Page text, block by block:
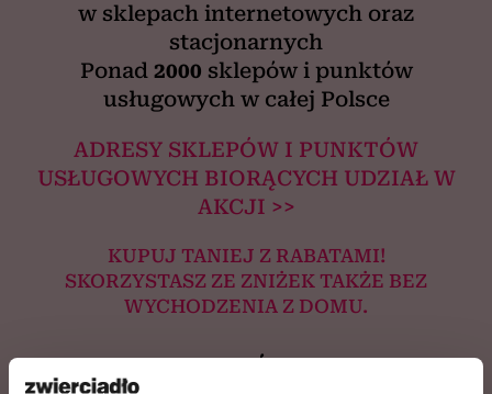
w sklepach internetowych oraz
stacjonarnych
Ponad 2000 sklepów i punktów
usługowych w całej Polsce
ADRESY SKLEPÓW I PUNKTÓW
USŁUGOWYCH BIORĄCYCH UDZIAŁ W
AKCJI >>
KUPUJ TANIEJ Z RABATAMI!
SKORZYSTASZ ZE ZNIŻEK TAKŻE BEZ
WYCHODZENIA Z DOMU.